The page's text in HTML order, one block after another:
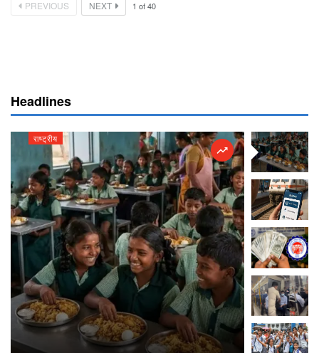
PREVIOUS NEXT 1 of40
Headlines
राष्ट्रीय राष्ट्रीय